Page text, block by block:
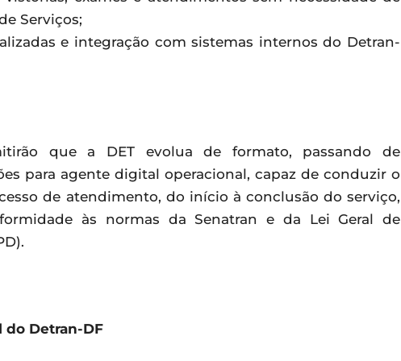
Serviços;
e integração com sistemas internos do Detran-
que a DET evolua de formato, passando de
para agente digital operacional, capaz de conduzir o
de atendimento, do início à conclusão do serviço,
às normas da Senatran e da Lei Geral de
do Detran-DF